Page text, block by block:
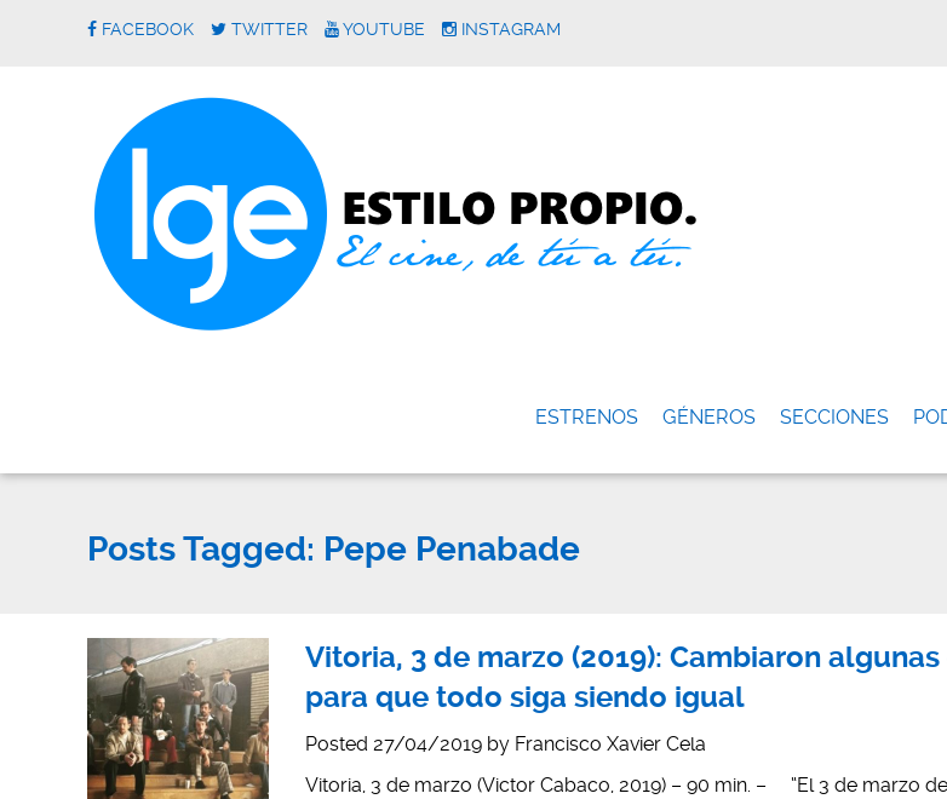
FACEBOOK TWITTER YOUTUBE INSTAGRAM
ESTRENOS GÉNEROS SECCIONES
Posts Tagged: Pepe Penabade
Vitoria, 3 de marzo (2019): Cambiaron
para que todo siga siendo igual
Posted 27/04/2019 by Francisco Xavier Cela
Vitoria, 3 de marzo (Victor Cabaco, 2019) – 90 min. – “El 3 de marzo